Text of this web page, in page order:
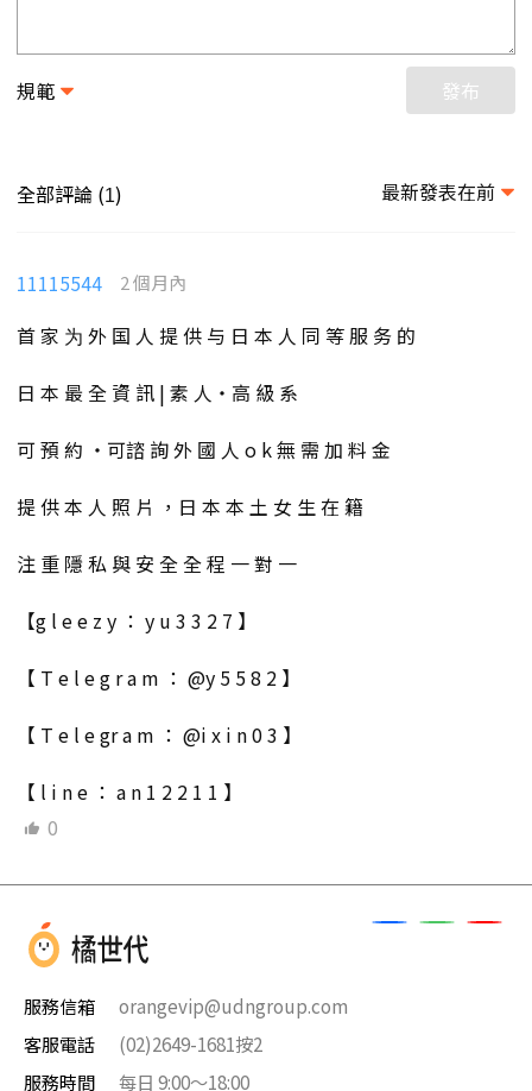
規範 發布
全部評論 (1) 最新發表在前
11115544 2 個月內
首 家 为 外 国 人 提 供 与 日 本 人 同 等 服 务 的
日 本 最 全 資 訊 | 素 人・高 級 系
可 預 約 ・可諮 詢 外 國 人 o k 無 需 加 料 金
提 供 本 人 照 片 ，日 本 本 土 女 生 在 籍
注 重 隱 私 與 安 全 全 程 一 對 一
【g l e e z y ： y u 3 3 2 7 】
【 T e l e g r a m ： @y 5 5 8 2 】
【 T e l e gr a m ： @i x i n 0 3 】
【 l i n e ： a n 1 2 2 1 1 】
0
服務信箱
orangevip@udngroup.com
客服電話
(02)2649-1681按2
服務時間
每日 9:00～18:00